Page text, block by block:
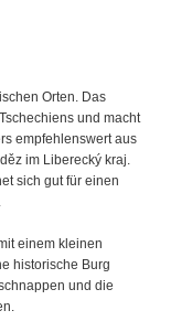
Orten. Das
und macht
empfehlenswert aus
im Liberecký kraj.
sich gut für einen
einem kleinen
historische Burg
und die